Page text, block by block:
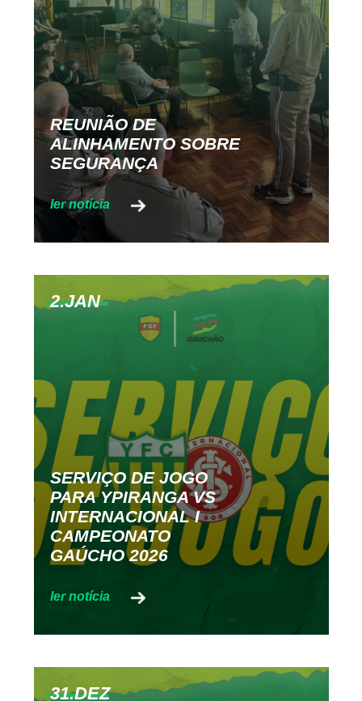
REUNIÃO DE
ALINHAMENTO SOBRE
SEGURANÇA
2.JAN
SERVIÇO DE JOGO
PARA YPIRANGA VS
INTERNACIONAL I
CAMPEONATO
GAÚCHO 2026
31.DEZ